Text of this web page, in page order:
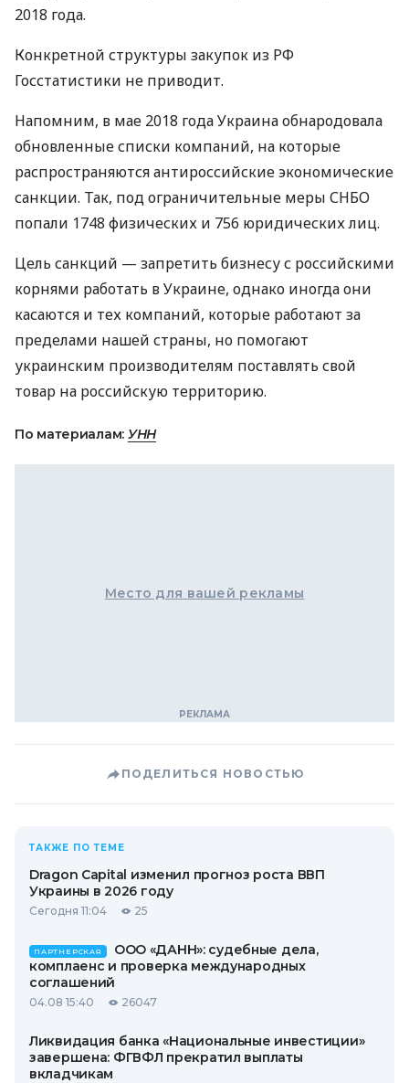
2018 года.
Конкретной структуры закупок из РФ
Госстатистики не приводит.
Напомним, в мае 2018 года Украина обнародовала
обновленные списки компаний, на которые
распространяются антироссийские экономические
санкции. Так, под ограничительные меры СНБО
попали 1748 физических и 756 юридических лиц.
Цель санкций — запретить бизнесу с российскими
корнями работать в Украине, однако иногда они
касаются и тех компаний, которые работают за
пределами нашей страны, но помогают
украинским производителям поставлять свой
товар на российскую территорию.
По материалам: УНН
Место для вашей рекламы
ПОДЕЛИТЬСЯ НОВОСТЬЮ
ТАКЖЕ ПО ТЕМЕ
Dragon Capital изменил прогноз роста ВВП
Украины в 2026 году
Сегодня 11:04 25
ПАРТНЕРСКАЯ
ООО «ДАНН»: судебные дела,
комплаенс и проверка международных
соглашений
04.08 15:40 26047
Ликвидация банка «Национальные инвестиции»
завершена: ФГВФЛ прекратил выплаты
вкладчикам